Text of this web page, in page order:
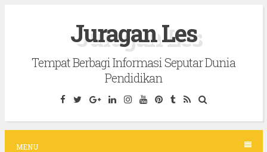
c
Juragan Les
Tempat Berbagi Informasi Seputar Dunia
Pendidikan
MENU